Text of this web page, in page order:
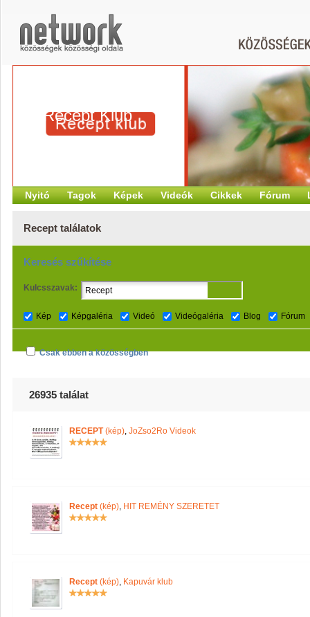
Recept Klub
Nyitó Tagok Képek Videók Cikkek Fórum
Recept találatok
Keresés szűkítése
Kulcsszavak:
Kép Képgaléria Videó Videógaléria Blog Fórum
Csak ebben a közösségben
26935 találat
RECEPT(kép), JoZso2Ro Videok
Recept (kép), HIT REMÉNY SZERETET
Recept (kép), Kapuvár klub